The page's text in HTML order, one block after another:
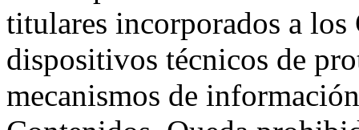
titulares incorporados a
dispositivos técnicos de
mecanismos de